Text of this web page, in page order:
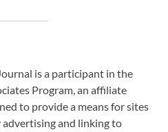
is a participant in the
Program, an affiliate
to provide a means for sites
and linking to